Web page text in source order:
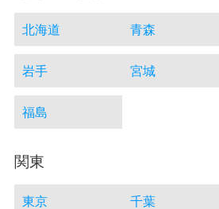
北海道 青森
岩手 宮城
福島
関東
東京 千葉